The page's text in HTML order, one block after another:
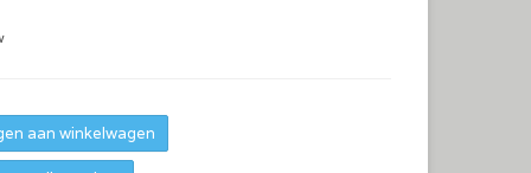
aan winkelwagen